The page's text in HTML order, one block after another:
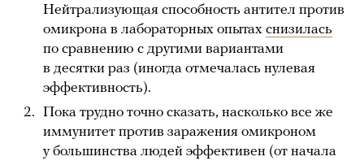
Нейтрализующая способность антител против
омикрона в лабораторных опытах снизилась
по сравнению с другими вариантами
в десятки раз (иногда отмечалась нулевая
эффективность).
Пока трудно точно сказать, насколько все же
иммунитет против заражения омикроном
у большинства людей эффективен (от начала